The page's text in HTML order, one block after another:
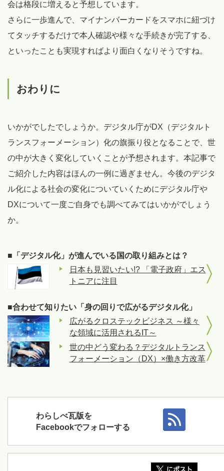
会は格段に増えると予想しています。
さらに一歩進んで、マイナンバーカードをスマホに紐づけ
てタッチするだけで本人確認や様々な手続きが完了する、
といったことも実現すればより面白くなりそうですね。
おわりに
いかがでしたでしょうか。デジタル庁がDX（デジタルト
ランスフォーメーション）化の旗振り役となることで、世
の中が大きく変化していくことが予想されます。本記事で
ご紹介した内容はほんの一例に過ぎません。今後のデジタ
ル化による社会の変化についていくためにデジタル庁や
DXについて一度ご自身でも調べてみてはいかがでしょう
か。
■「デジタル化」が進んでいる国の取り組みとは？
日本も見習いたい!? 「電子政府」エス
トニアに注目
■合わせて知りたい「身の回りで広がるデジタル化」
広がるクロステックビジネス ～様々
な領域に活用されるIT～
世の中どう変わる？デジタルトランス
フォーメーション（DX）×働き方改革
わらしべ瓦版を
Facebookでフォローする